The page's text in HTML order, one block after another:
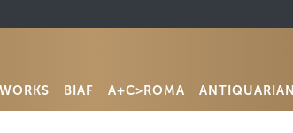
BIAF A+C>ROMA